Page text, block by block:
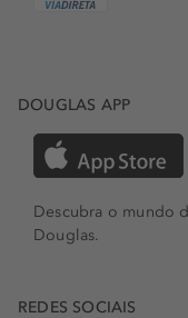
DOUGLAS APP
Descubra o mundo
Douglas.
REDES SOCIAIS